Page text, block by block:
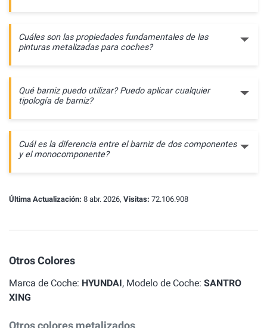
Cuáles son las propiedades fundamentales de las
pinturas metalizadas para coches?
Qué barniz puedo utilizar? Puedo aplicar cualquier
tipología de barniz?
Cuál es la diferencia entre el barniz de dos componentes
y el monocomponente?
Última Actualización: 8 abr. 2026, Visitas: 72.106.908
Otros Colores
Marca de Coche: HYUNDAI, Modelo de Coche: SANTRO
XING
Otros colores metalizados